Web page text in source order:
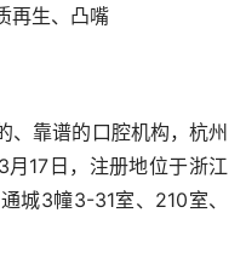
再生、凸嘴
、靠谱的口腔机构，杭州
17日，注册地位于浙江
城3幢3-31室、210室、